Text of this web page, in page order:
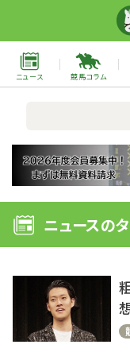
ニュース 競馬コラム
ニュースの